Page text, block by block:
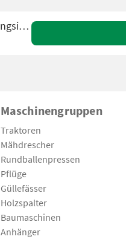
Bomet Kartoffelroder MINI | Schwingsiebroder | Kartoff
Maschinengruppen
Traktoren
Mähdrescher
Rundballenpressen
Pflüge
Güllefässer
Holzspalter
Baumaschinen
Anhänger